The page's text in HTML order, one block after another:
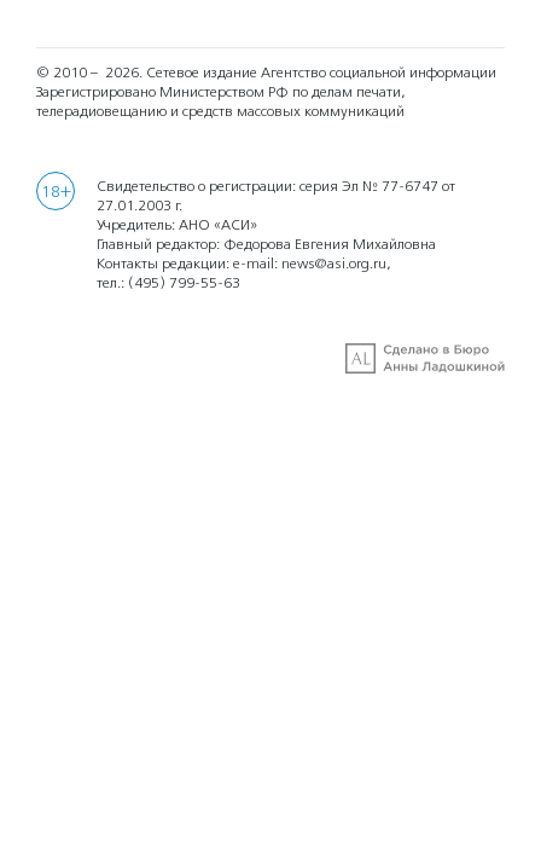
© 2010 – 2026. Сетевое издание Агентство социальной информации
Зарегистрировано Министерством РФ по делам печати,
телерадиовещанию и средств массовых коммуникаций
18+
Свидетельство о регистрации: серия Эл № 77-6747 от
27.01.2003 г.
Учредитель: АНО «АСИ»
Главный редактор: Федорова Евгения Михайловна
Контакты редакции: e-mail: news@asi.org.ru,
тел.: (495) 799-55-63